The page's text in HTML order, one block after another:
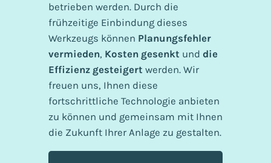
betrieben werden. Durch die
frühzeitige Einbindung dieses
Werkzeugs können Planungsfehler
vermieden, Kosten gesenkt und die
Effizienz gesteigert werden. Wir
freuen uns, Ihnen diese
fortschrittliche Technologie anbieten
zu können und gemeinsam mit Ihnen
die Zukunft Ihrer Anlage zu gestalten.